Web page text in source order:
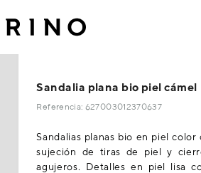
Sandalia plana bio piel cámel
Referencia: 627003012370637
Sandalias planas bio en piel
sujeción de tiras de piel y
agujeros. Detalles en piel lisa